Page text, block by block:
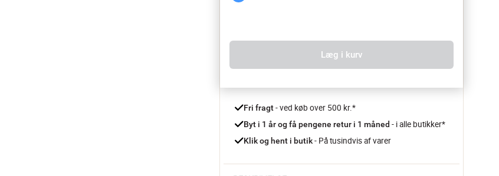
Læg i kurv
Fri fragt - ved køb over 500 kr.*
Byt i 1 år og få pengene retur i 1 måned - i alle butikker*
Klik og hent i butik - På tusindvis af varer